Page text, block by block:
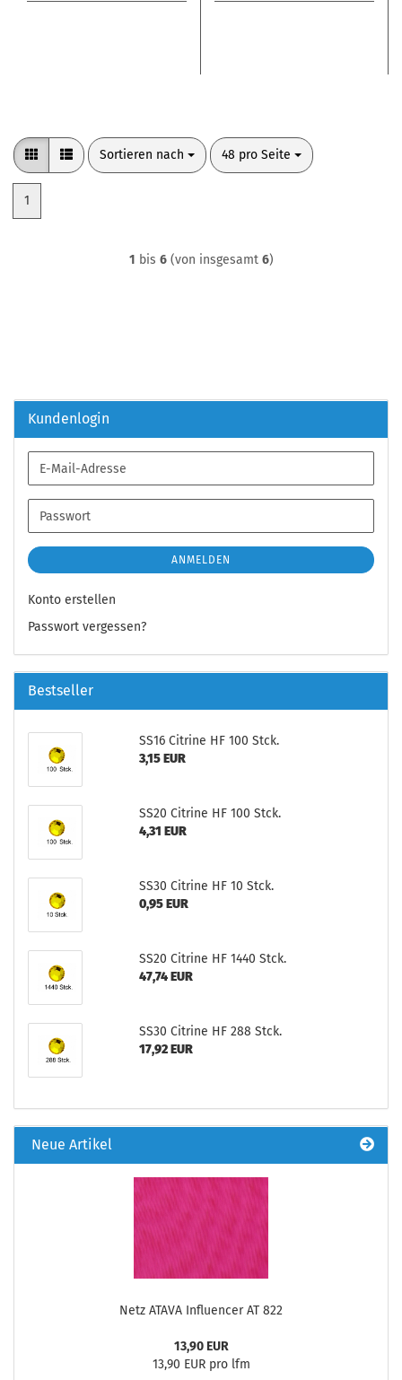
Sortieren nach
Sortieren nach 48 pro Seite
pro Seite
1
1 bis 6(von insgesamt 6)
Kundenlogin
E-
Mail-
Adresse
Passwort
ANMELDEN
Konto erstellen
Passwort vergessen?
Bestseller
SS16 Citrine HF 100 Stck.
3,15 EUR
SS20 Citrine HF 100 Stck.
4,31 EUR
SS30 Citrine HF 10 Stck.
0,95 EUR
SS20 Citrine HF 1440 Stck.
47,74 EUR
SS30 Citrine HF 288 Stck.
17,92 EUR
Neue Artikel
Netz ATAVA Influencer AT 822
13,90 EUR
13,90 EUR pro lfm